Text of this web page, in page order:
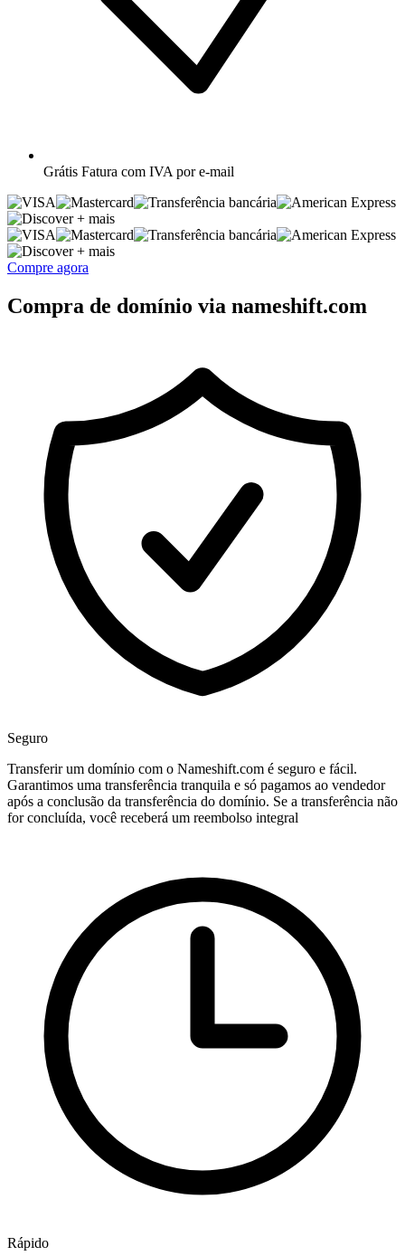
Grátis Fatura com IVA por e-mail
+ mais
+ mais
Compre agora
Compra de domínio via nameshift.com
Seguro
Transferir um domínio com o Nameshift.com é seguro e fácil.
Garantimos uma transferência tranquila e só pagamos ao vendedor
após a conclusão da transferência do domínio. Se a transferência não
for concluída, você receberá um reembolso integral
Rápido